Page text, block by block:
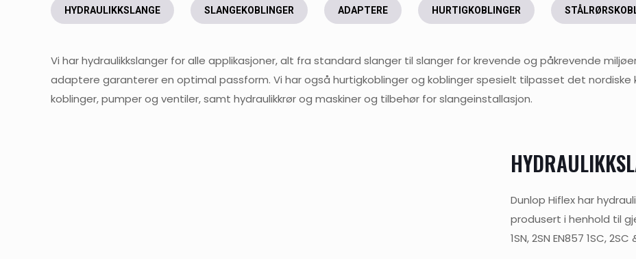
HYDRAULIKKSLANGE SLANGEKOBLINGER ADAPTERE HURTIGKOBLINGER
Vi har hydraulikkslanger for alle applikasjoner, alt fra standard slanger til slanger for krevende og påkrevende
adaptere garanterer en optimal passform. Vi har også hurtigkoblinger og koblinger spesielt tilpasset det
koblinger, pumper og ventiler, samt hydraulikkrør og maskiner og tilbehør for slangeinstallasjon.
Dunlop Hiflex har
produsert i henhold til
1SN, 2SN EN857 1SC, 2SC